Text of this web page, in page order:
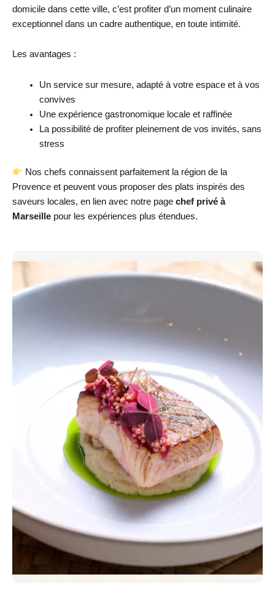
domicile dans cette ville, c’est profiter d’un moment culinaire
exceptionnel dans un cadre authentique, en toute intimité.
Les avantages :
Un service sur mesure, adapté à votre espace et à vos
convives
Une expérience gastronomique locale et raffinée
La possibilité de profiter pleinement de vos invités, sans
stress
Nos chefs connaissent parfaitement la région de la
Provence et peuvent vous proposer des plats inspirés des
saveurs locales, en lien avec notre page chef privé à
Marseille pour les expériences plus étendues.